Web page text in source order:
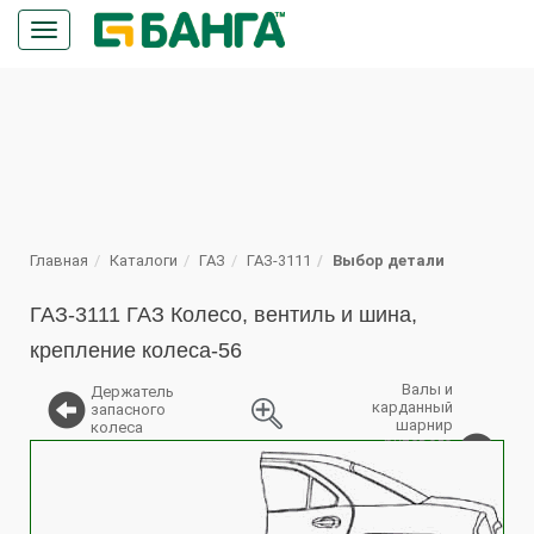
Кнопка
меню
Главная Каталоги ГАЗ ГАЗ-3111 Выбор детали
ГАЗ-3111 ГАЗ Колесо, вентиль и шина,
крепление колеса-56
Держатель
запасного
колеса
%
Валы и
карданный
шарнир
рулевого
рулевой